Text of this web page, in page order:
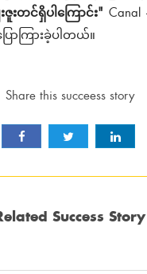
တင်ရှိပါကြောင်း" Canal
ောကြားခဲ့ပါတယ်။
Share this succeess story
Success Story